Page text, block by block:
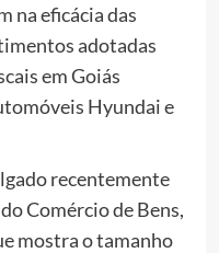
na eficácia das
adotadas
em Goiás
Hyundai e
recentemente
Comércio de Bens,
mostra o tamanho